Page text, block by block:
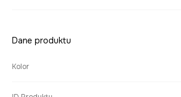
Dane produktu
Kolor